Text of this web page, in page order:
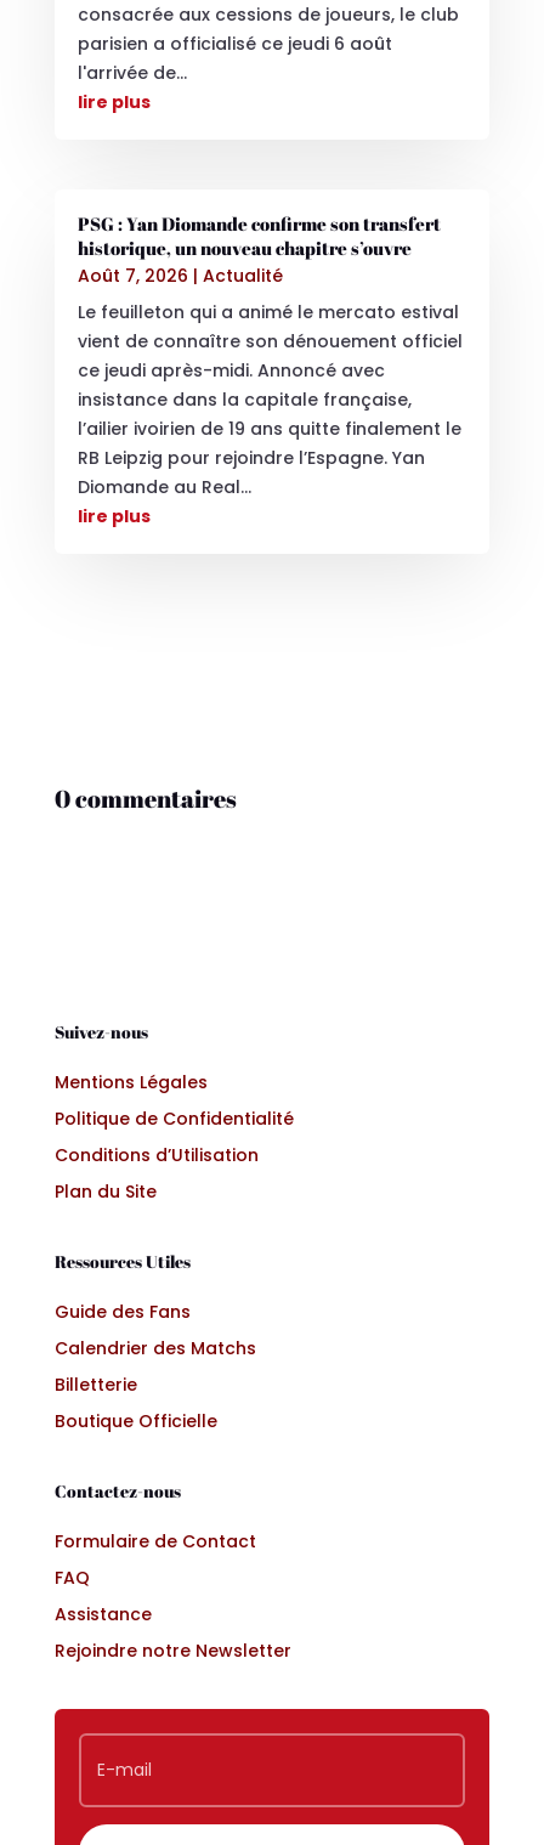
consacrée aux cessions de joueurs, le club
parisien a officialisé ce jeudi 6 août
l'arrivée de...
lire plus
PSG : Yan Diomande confirme son transfert
historique, un nouveau chapitre s’ouvre
Août 7, 2026 | Actualité
Le feuilleton qui a animé le mercato estival
vient de connaître son dénouement officiel
ce jeudi après-midi. Annoncé avec
insistance dans la capitale française,
l’ailier ivoirien de 19 ans quitte finalement le
RB Leipzig pour rejoindre l’Espagne. Yan
Diomande au Real...
lire plus
0 commentaires
Suivez-nous
Mentions Légales
Politique de Confidentialité
Conditions d’Utilisation
Plan du Site
Ressources Utiles
Guide des Fans
Calendrier des Matchs
Billetterie
Boutique Officielle
Contactez-nous
Formulaire de Contact
FAQ
Assistance
Rejoindre notre Newsletter